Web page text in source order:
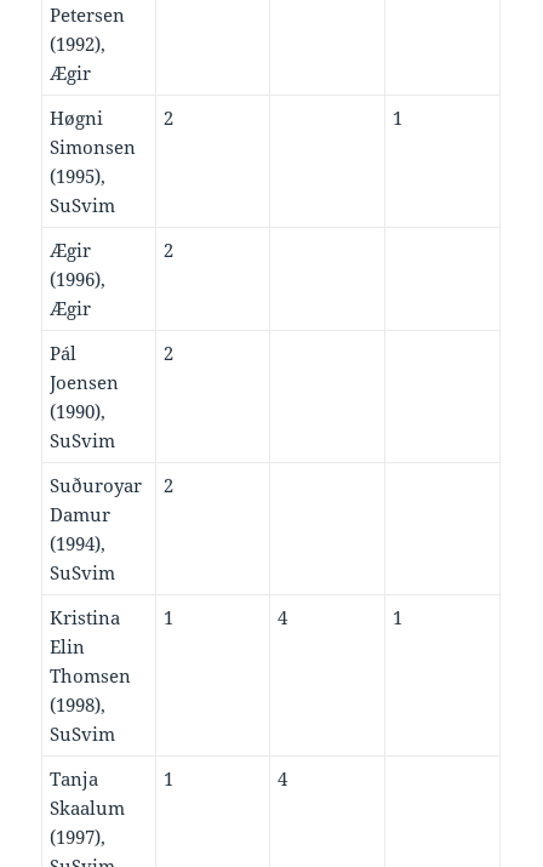
Petersen
(1992),
Ægir
Høgni
Simonsen
(1995),
SuSvim
2 1
Ægir
(1996),
Ægir
2
Pál
Joensen
(1990),
SuSvim
2
Suðuroyar
Damur
(1994),
SuSvim
2
Kristina
Elin
Thomsen
(1998),
SuSvim
1 4 1
Tanja
Skaalum
(1997),
1 4